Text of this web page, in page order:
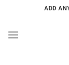
nội
ADD